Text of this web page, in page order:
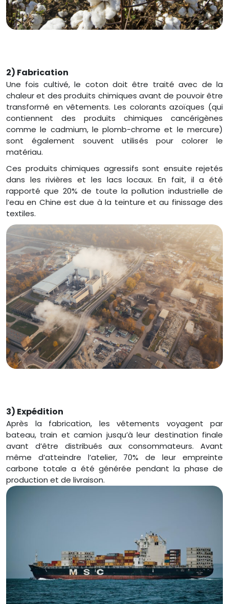
2) Fabrication
Une fois cultivé, le coton doit être traité avec de la
chaleur et des produits chimiques avant de pouvoir être
transformé en vêtements. Les colorants azoïques (qui
contiennent des produits chimiques cancérigènes
comme le cadmium, le plomb-chrome et le mercure)
sont également souvent utilisés pour colorer le
matériau.
Ces produits chimiques agressifs sont ensuite rejetés
dans les rivières et les lacs locaux. En fait, il a été
rapporté que 20% de toute la pollution industrielle de
l’eau en Chine est due à la teinture et au finissage des
textiles.
3) Expédition
Après la fabrication, les vêtements voyagent par
bateau, train et camion jusqu’à leur destination finale
avant d’être distribués aux consommateurs. Avant
même d’atteindre l’atelier, 70% de leur empreinte
carbone totale a été générée pendant la phase de
production et de livraison.